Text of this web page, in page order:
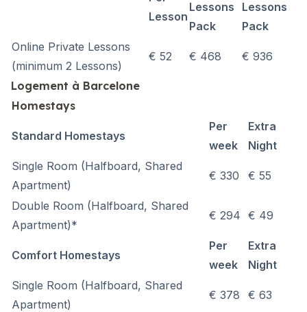
Lesson
Lessons
Pack
Lessons
Pack
Online Private Lessons
(minimum 2 Lessons)
€ 52 € 468 € 936
Logement à Barcelone
Homestays
Standard Homestays
Per
week
Extra
Night
Single Room (Halfboard, Shared
Apartment)
€ 330 € 55
Double Room (Halfboard, Shared
Apartment)*
€ 294 € 49
Comfort Homestays
Per
week
Extra
Night
Single Room (Halfboard, Shared
Apartment)
€ 378 € 63